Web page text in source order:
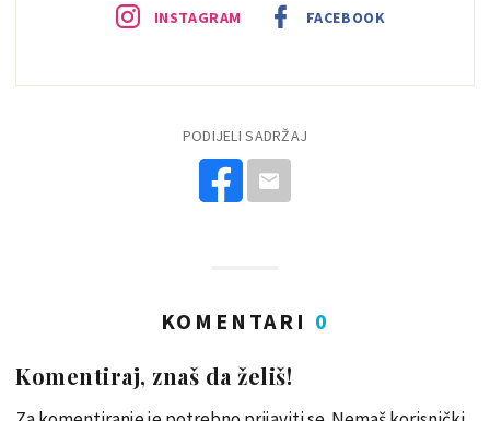
INSTAGRAM FACEBOOK
PODIJELI SADRŽAJ
KOMENTARI 0
Komentiraj, znaš da želiš!